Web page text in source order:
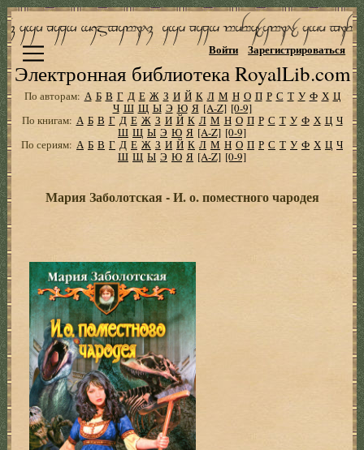
Электронная библиотека RoyalLib.com
Войти Зарегистрироваться
По авторам: А Б В Г Д Е Ж З И Й К Л М Н О П Р С Т У Ф Х Ц
Ч Ш Щ Ы Э Ю Я [A-Z] [0-9]
По книгам: А Б В Г Д Е Ж З И Й К Л М Н О П Р С Т У Ф Х Ц Ч
Ш Щ Ы Э Ю Я [A-Z] [0-9]
По сериям: А Б В Г Д Е Ж З И Й К Л М Н О П Р С Т У Ф Х Ц Ч
Ш Щ Ы Э Ю Я [A-Z] [0-9]
Мария Заболотская - И. о. поместного чародея